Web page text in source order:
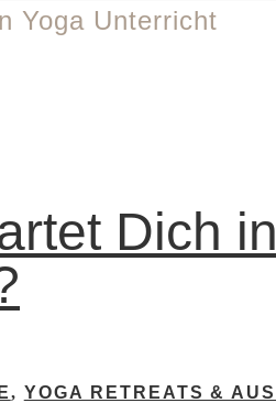
Dich
, YOGA RETREATS &